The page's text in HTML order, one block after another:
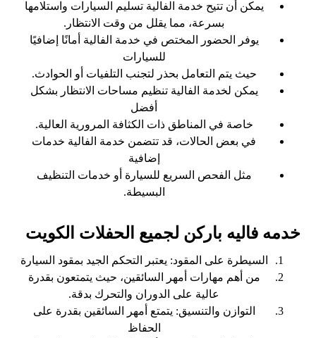
يمكن أن تتيح خدمة الفالية تسليم السيارات واستلامها
بسرعة، مما يقلل من وقت الانتظار.
يوفر الحضور المختص في خدمة الفالية أمانًا إضافيًا
للسيارات
حيث يتم التعامل بحذر لتجنب التلفيات أو الحوادث.
يمكن لخدمة الفالية تنظيم مساحات الانتظار بشكل
أفضل
خاصة في المناطق ذات الكثافة المرورية العالية.
في بعض الحالات، قد تتضمن خدمة الفالية خدمات
إضافية
مثل الفحص السريع للسيارة أو خدمات التنظيف
البسيطة.
خدمه فاليه باركن لجميع الحفلات الكويت
السيطرة على المقود: يعتبر التحكم الجيد بمقود السيارة
من أهم مهارات أمهر السائقين، حيث يتمتعون بقدرة
عالية على الدوران والتحرك بدقة.
التوازن والتنسيق: يتمتع أمهر السائقين بقدرة على
الحفاظ